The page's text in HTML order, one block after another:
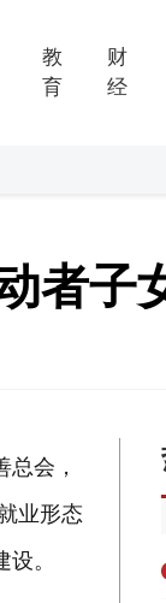
教
育
财
经
者子
会，
业形态
。